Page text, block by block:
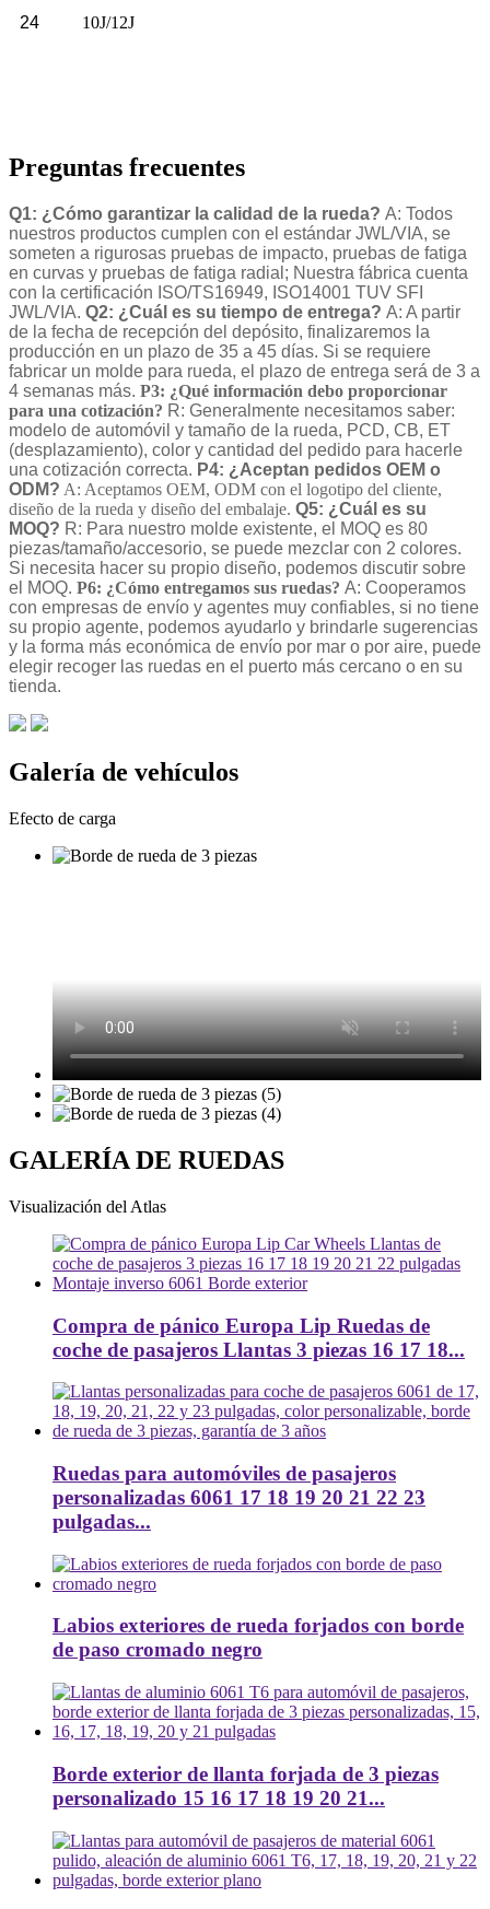
24 10J/12J
Preguntas frecuentes
Q1: ¿Cómo garantizar la calidad de la rueda? A: Todos
nuestros productos cumplen con el estándar JWL/VIA, se
someten a rigurosas pruebas de impacto, pruebas de fatiga
en curvas y pruebas de fatiga radial; Nuestra fábrica cuenta
con la certificación ISO/TS16949, ISO14001 TUV SFI
JWL/VIA. Q2: ¿Cuál es su tiempo de entrega? A: A partir
de la fecha de recepción del depósito, finalizaremos la
producción en un plazo de 35 a 45 días. Si se requiere
fabricar un molde para rueda, el plazo de entrega será de 3 a
4 semanas más. P3: ¿Qué información debo proporcionar
para una cotización? R: Generalmente necesitamos saber:
modelo de automóvil y tamaño de la rueda, PCD, CB, ET
(desplazamiento), color y cantidad del pedido para hacerle
una cotización correcta. P4: ¿Aceptan pedidos OEM o
ODM? A: Aceptamos OEM, ODM con el logotipo del cliente,
diseño de la rueda y diseño del embalaje. Q5: ¿Cuál es su
MOQ? R: Para nuestro molde existente, el MOQ es 80
piezas/tamaño/accesorio, se puede mezclar con 2 colores.
Si necesita hacer su propio diseño, podemos discutir sobre
el MOQ. P6: ¿Cómo entregamos sus ruedas? A: Cooperamos
con empresas de envío y agentes muy confiables, si no tiene
su propio agente, podemos ayudarlo y brindarle sugerencias
y la forma más económica de envío por mar o por aire, puede
elegir recoger las ruedas en el puerto más cercano o en su
tienda.
Galería de vehículos
Efecto de carga
GALERÍA DE RUEDAS
Visualización del Atlas
Compra de pánico Europa Lip Ruedas de
coche de pasajeros Llantas 3 piezas 16 17 18...
Ruedas para automóviles de pasajeros
personalizadas 6061 17 18 19 20 21 22 23
pulgadas...
Labios exteriores de rueda forjados con borde
de paso cromado negro
Borde exterior de llanta forjada de 3 piezas
personalizado 15 16 17 18 19 20 21...